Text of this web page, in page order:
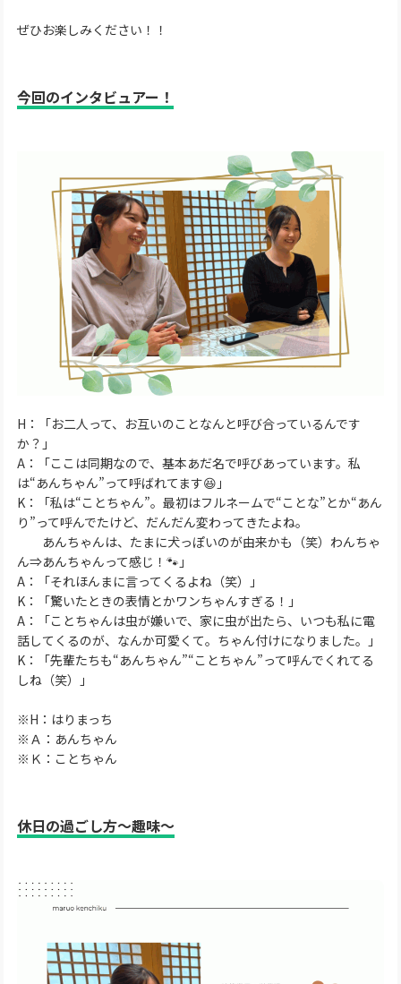
ぜひお楽しみください！！
今回のインタビュアー！
H：「お二人って、お互いのことなんと呼び合っているんです
か？」
A：「ここは同期なので、基本あだ名で呼びあっています。私
は“あんちゃん”って呼ばれてます😆」
K：「私は“ことちゃん”。最初はフルネームで“ことな”とか“あん
り”って呼んでたけど、だんだん変わってきたよね。
あんちゃんは、たまに犬っぽいのが由来かも（笑）わんちゃ
ん⇒あんちゃんって感じ！🐾」
A：「それほんまに言ってくるよね（笑）」
K：「驚いたときの表情とかワンちゃんすぎる！」
A：「ことちゃんは虫が嫌いで、家に虫が出たら、いつも私に電
話してくるのが、なんか可愛くて。ちゃん付けになりました。」
K：「先輩たちも“あんちゃん”“ことちゃん”って呼んでくれてる
しね（笑）」
※H：はりまっち
※Ａ：あんちゃん
※Ｋ：ことちゃん
休日の過ごし方～趣味～